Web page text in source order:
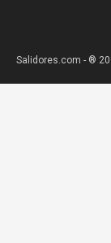
Salidores.com - ®